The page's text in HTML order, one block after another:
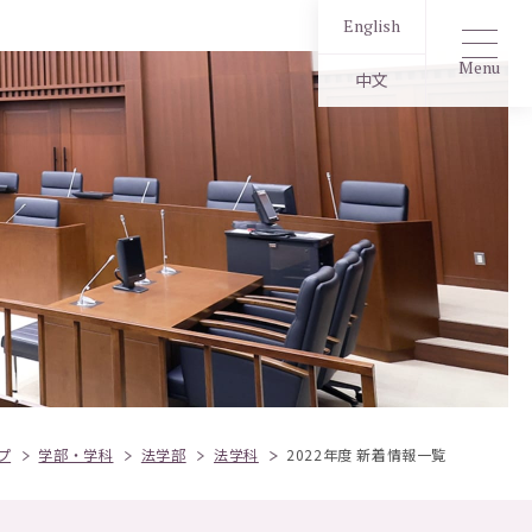
English
中文
Menu
学部・学科 法学部 法学科 2022年度 新着情報一覧